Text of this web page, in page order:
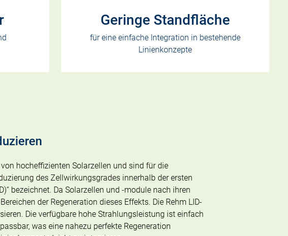
Geringe Standfläche
für eine einfache Integration in bestehende
Linienkonzepte
hocheffizienten Solarzellen und sind für die
des Zellwirkungsgrades innerhalb der ersten
bezeichnet. Da Solarzellen und -module nach ihren
der Regeneration dieses Effekts. Die Rehm LID-
Die verfügbare hohe Strahlungsleistung ist einfach
was eine nahezu perfekte Regeneration